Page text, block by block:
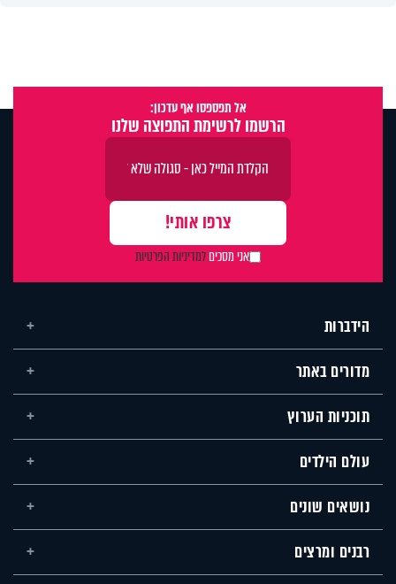
אל תפספסו אף עדכון:
הרשמו לרשימת התפוצה שלנו
אני מסכיםלמדיניות הפרטיות
הידברות
מדורים באתר
תוכניות הערוץ
עולם הילדים
נושאים שונים
רבנים ומרצים